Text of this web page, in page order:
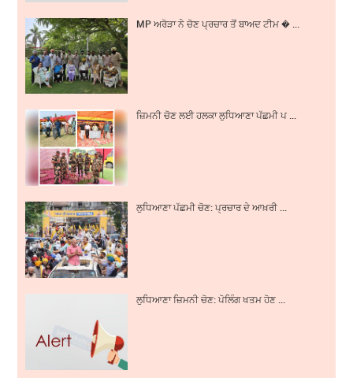
MP ਅਰੋੜਾ ਨੇ ਚੋਣ ਪ੍ਰਚਾਰ ਤੋਂ ਬਾਅਦ ਟੀਮ � ...
ਜ਼ਿਮਨੀ ਚੋਣ ਲਈ ਹਲਕਾ ਲੁਧਿਆਣਾ ਪੱਛਮੀ ਪ ...
ਲੁਧਿਆਣਾ ਪੱਛਮੀ ਚੋਣ: ਪ੍ਰਚਾਰ ਦੇ ਆਖ਼ਰੀ ...
ਲੁਧਿਆਣਾ ਜ਼ਿਮਨੀ ਚੋਣ: ਪੋਲਿੰਗ ਖਤਮ ਹੋਣ ...